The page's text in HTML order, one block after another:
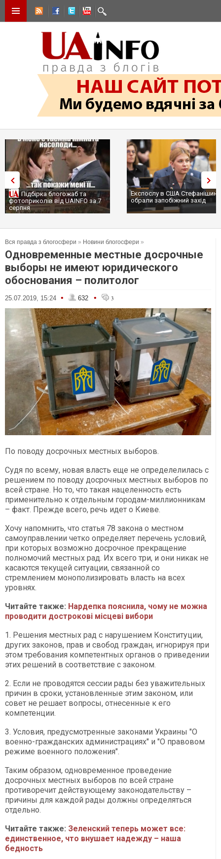
Підбірка блогожаб та
фотоприколів від UAINFO за 7
серпня
Експослу в США
обрали запобіжний захід
Вся правда з блогосфери » Новини блогосфери »
Одновременные местные досрочные
выборы не имеют юридического
обоснования – политолог
25.07.2019, 15:24 • 632 • 3
По поводу досрочных местных выборов.
Судя по всему, новая власть еще не определелилась с
решением по поводу досрочных местных выборов по
всей стране. Но то, что такая нацеленность есть
применительно к отдельным городам-миллионникам
– факт. Прежде всего, речь идет о Киеве.
Хочу напомнить, что статья 78 закона о местном
самоуправлении четко определяет перечень условий,
при которых возможно досрочное прекращение
полномочий местных рад. Их всего три, и они никак не
касаются текущей ситуации, связанной со
стремлением монополизировать власть на всех
уровнях.
Читайте также: Нардепка пояснила, чому не можна
проводити дострокові місцеві вибори
1. Решения местных рад с нарушением Конституции,
других законов, прав и свобод граждан, игнорируя при
этом требования компетентных органов о приведении
этих решений в соответствие с законом.
2. Если не проводятся сессии рады без уважительных
причин в сроки, установленные этим законом, или
совет не решает вопросы, отнесенные к его
компетенции.
3. Условия, предусмотренные законами Украины "О
военно-гражданских администрациях" и "О правовом
режиме военного положения".
Таким образом, одновременное проведение
досрочных местных выборов по всей стране
противоречит действующему законодательству –
причины для каждой рады должны определяться
отдельно.
Читайте также: Зеленский теперь может все:
единственное, что внушает надежду – наша
бедность